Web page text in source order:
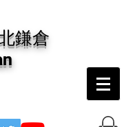
コンテンポラリー並びにフ
ライン販売をしています。
具象画の画家に加え、海外
品もお取り寄せ頂けます。
、大切な方へのギフトとし
鎌倉